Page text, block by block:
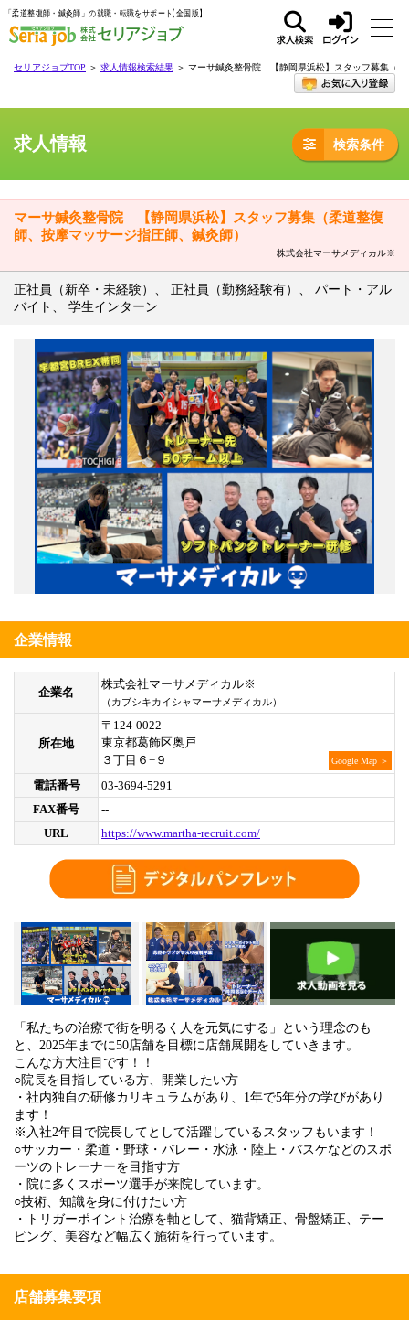
「柔道整復師・鍼灸師」の就職・転職をサポート
検索
イン
セリアジョブTOP ＞ 求人情報検索結果 ＞ マーサ鍼灸整骨院 【静岡県浜松】スタッフ募集（
求人情報 検索条件
マーサ鍼灸整骨院 【静岡県浜松】スタッフ募集（柔道整復
師、按摩マッサージ指圧師、鍼灸師）
株式会社マーサメディカル※
正社員（新卒・未経験）、 正社員（勤務経験有）、 パート・アル
バイト、 学生インターン
企業情報
企業名
株式会社マーサメディカル※
（カブシキカイシャマーサメディカル）
所在地
〒124-0022
東京都葛飾区奥戸
３丁目６−９
Google Map ＞
電話番号
03-3694-5291
FAX番号
--
URL
https://www.martha-recruit.com/
「私たちの治療で街を明るく人を元気にする」という理念のも
と、2025年までに50店舗を目標に店舗展開をしていきます。
こんな方大注目です！！
○院長を目指している方、開業したい方
・社内独自の研修カリキュラムがあり、1年で5年分の学びがあり
ます！
※入社2年目で院長してとして活躍しているスタッフもいます！
○サッカー・柔道・野球・バレー・水泳・陸上・バスケなどのスポ
ーツのトレーナーを目指す方
・院に多くスポーツ選手が来院しています。
○技術、知識を身に付けたい方
・トリガーポイント治療を軸として、猫背矯正、骨盤矯正、テー
ピング、美容など幅広く施術を行っています。
店舗募集要項